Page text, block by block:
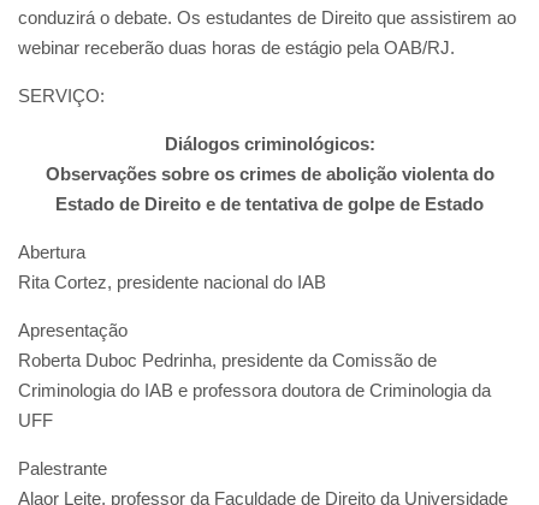
conduzirá o debate. Os estudantes de Direito que assistirem ao
webinar receberão duas horas de estágio pela OAB/RJ.
SERVIÇO:
Diálogos criminológicos:
Observações sobre os crimes de abolição violenta do
Estado de Direito e de tentativa de golpe de Estado
Abertura
Rita Cortez, presidente nacional do IAB
Apresentação
Roberta Duboc Pedrinha, presidente da Comissão de
Criminologia do IAB e professora doutora de Criminologia da
UFF
Palestrante
Alaor Leite, professor da Faculdade de Direito da Universidade